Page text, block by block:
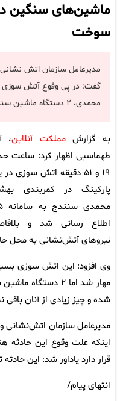
ماشین‌های سنگین
سوخت
مدیرعامل سازمان اتش
گفت: در پی وقوع آتش سوزی
محمدی، ۲ دستگاه ماشین سنگین در آتش سوخت.
به گزارشمملکت آنلاین،
طهماسبی اظهار کرد: ساعت
۱۹ و ۵۱ دقیقه اتش سوزی
پارکینگ در کمربندی
اطلاع رسانی شد و
نیروهای آتش‌نشانی به محل
وی افزود: این اتش سوزی
شده و چیز زیادی از آنان باقی
مدیرعامل سازمان اتش‌نشانی
اینکه علت وقوع این
قرار دارد یاداور شد: این
انتهای پیام/